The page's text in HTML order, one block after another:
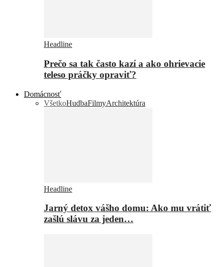
Headline
Prečo sa tak často kazí a ako ohrievacie
teleso práčky opraviť?
Domácnosť
VšetkoHudbaFilmyArchitektúra
Headline
Jarný detox vášho domu: Ako mu vrátiť
zašlú slávu za jeden…